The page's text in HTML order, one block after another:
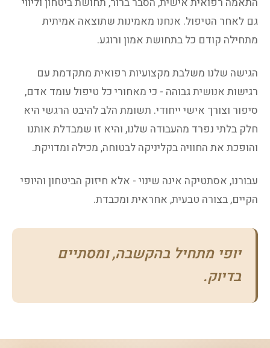
גם לאחר הטיפול. אנחנו מאמינות שתוצאה אמיתית
מתחילה קודם כל בתחושת אמון ורוגע.
הגישה שלנו משלבת מקצועיות רפואית מתקדמת עם
רגישות אנושית גבוהה - כי מאחורי כל טיפול עומד אדם,
סיפור וצורך אישי ייחודי. תשומת הלב להיבט הרגשי היא
חלק בלתי נפרד מהעבודה שלנו, והיא זו שמבדלת אותנו
והופכת את החוויה בקליניקה לבטוחה, מכילה ומדויקת.
עבורנו, אסתטיקה אינה שינוי - אלא חיזוק הביטחון והיופי
הקיים, בצורה טבעית, אחראית ומכבדת.
יופי מתחיל בהקשבה, ומסתיים
בדיוק.